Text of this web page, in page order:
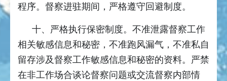
程序。督察进驻期间，严格遵守回避制度。
十、严格执行保密制度。不准泄露督察工作
相关敏感信息和秘密，不准跑风漏气，不准私自
留存涉及督察工作敏感信息和秘密的资料。严禁
在非工作场合谈论督察问题或交流督察内部情